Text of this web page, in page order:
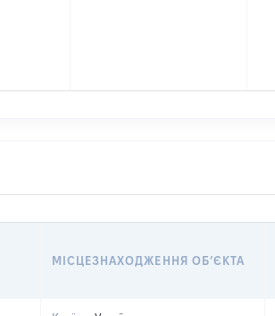
МІСЦЕЗНАХОДЖЕННЯ ОБʼЄКТА